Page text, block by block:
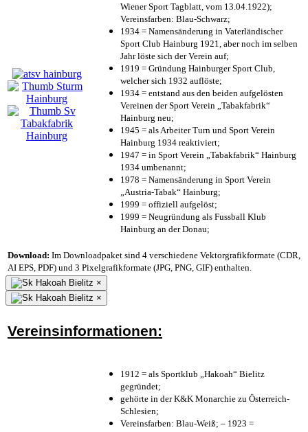
Wiener Sport Tagblatt, vom 13.04.1922);
Vereinsfarben: Blau-Schwarz;
1934 = Namensänderung in Vaterländischer
Sport Club Hainburg 1921, aber noch im selben
Jahr löste sich der Verein auf;
1919 = Gründung Hainburger Sport Club,
welcher sich 1932 auflöste;
1934 = entstand aus den beiden aufgelösten
Vereinen der Sport Verein „Tabakfabrik“
Hainburg neu;
1945 = als Arbeiter Turn und Sport Verein
Hainburg 1934 reaktiviert;
1947 = in Sport Verein „Tabakfabrik“ Hainburg
1934 umbenannt;
1978 = Namensänderung in Sport Verein
„Austria-Tabak“ Hainburg;
1999 = offiziell aufgelöst;
1999 = Neugründung als Fussball Klub
Hainburg an der Donau;
Download: Im Downloadpaket sind 4 verschiedene Vektorgrafikformate (CDR,
AI EPS, PDF) und 3 Pixelgrafikformate (JPG, PNG, GIF) enthalten.
×
×
Vereinsinformationen:
1912 = als Sportklub „Hakoah“ Bielitz
gegründet;
gehörte in der K&K Monarchie zu Österreich-
Schlesien;
Vereinsfarben: Blau-Weiß; – 1923 =